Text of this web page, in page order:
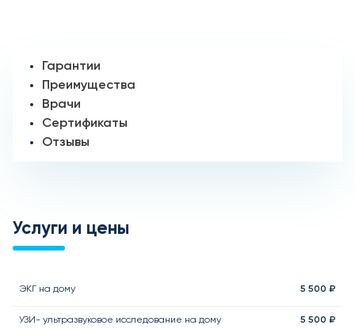
Гарантии
Преимущества
Врачи
Сертификаты
Отзывы
Услуги и цены
ЭКГ на дому 5 500 ₽
УЗИ- ультразвуковое исследование на дому 5 500 ₽